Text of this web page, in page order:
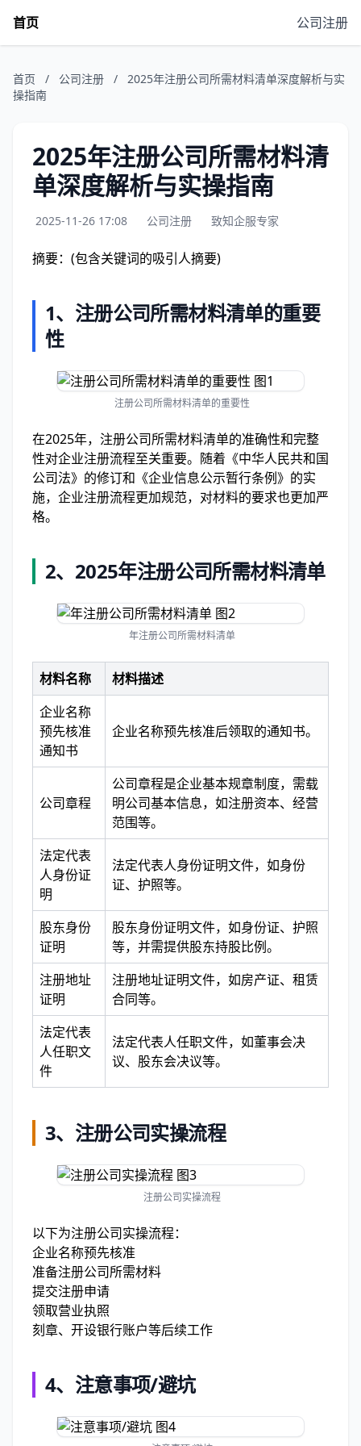
首页 公司注册
首页 / 公司注册 /
2025年注册公司所需材料清单深度解析与实
操指南
2025年注册公司所需材料清
单深度解析与实操指南
2025-11-26 17:08 公司注册 致知企服专家
摘要：(包含关键词的吸引人摘要)
1、 注册公司所需材料清单的重要
性
注册公司所需材料清单的重要性
在2025年，注册公司所需材料清单的准确性和完整
性对企业注册流程至关重要。随着《中华人民共和国
公司法》的修订和《企业信息公示暂行条例》的实
施，企业注册流程更加规范，对材料的要求也更加严
格。
2、 2025年注册公司所需材料清单
年注册公司所需材料清单
材料名称
材料描述
企业名称
预先核准
通知书
企业名称预先核准后领取的通知书。
公司章程
公司章程是企业基本规章制度，需载
明公司基本信息，如注册资本、经营
范围等。
法定代表
人身份证
明
法定代表人身份证明文件，如身份
证、护照等。
股东身份
证明
股东身份证明文件，如身份证、护照
等，并需提供股东持股比例。
注册地址
证明
注册地址证明文件，如房产证、租赁
合同等。
法定代表
人任职文
件
法定代表人任职文件，如董事会决
议、股东会决议等。
3、 注册公司实操流程
注册公司实操流程
以下为注册公司实操流程：
企业名称预先核准
准备注册公司所需材料
提交注册申请
领取营业执照
刻章、开设银行账户等后续工作
4、 注意事项/避坑